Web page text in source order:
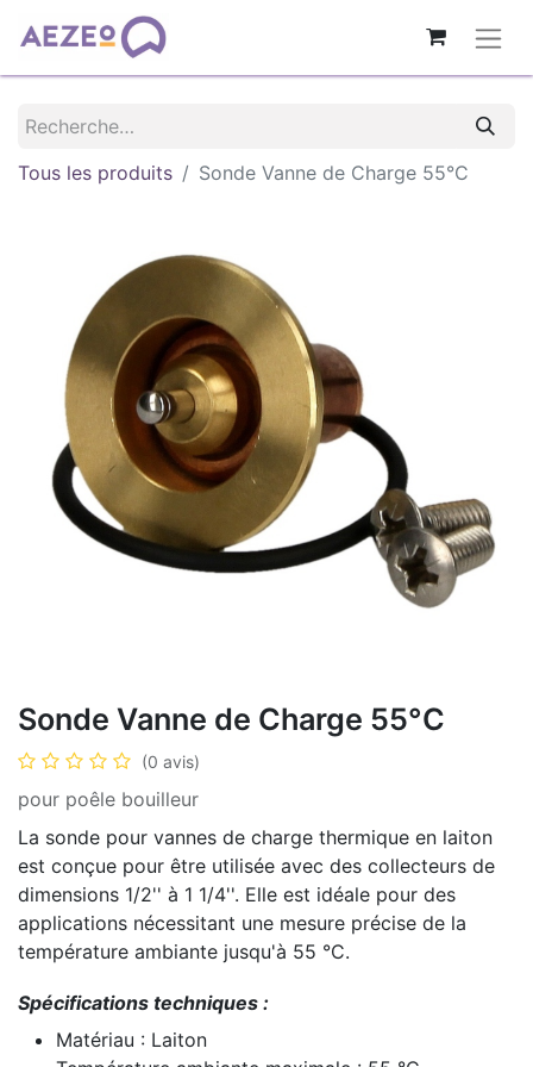
Tous les produits Sonde Vanne de Charge 55°C
Sonde Vanne de Charge 55°C
(0 avis)
pour poêle bouilleur
La sonde pour vannes de charge thermique en laiton
est conçue pour être utilisée avec des collecteurs de
dimensions 1/2'' à 1 1/4''. Elle est idéale pour des
applications nécessitant une mesure précise de la
température ambiante jusqu'à 55 °C.
Spécifications techniques :
Matériau : Laiton